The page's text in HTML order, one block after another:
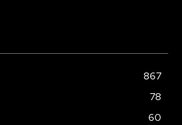
867
78
60